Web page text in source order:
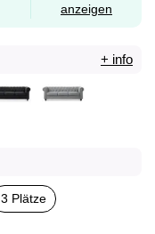
anzeigen
+ info
3 Plätze